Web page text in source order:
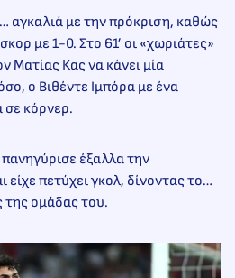
αγκαλιά με την πρόκριση, καθώς
με 1-0. Στο 61’ οι «χωριάτες»
Ματίας Κας να κάνει μία
ο Βιθέντε Ιμπόρα με ένα
σε κόρνερ.
έξαλλα την
πετύχει γκολ, δίνοντας το…
ομάδας του.